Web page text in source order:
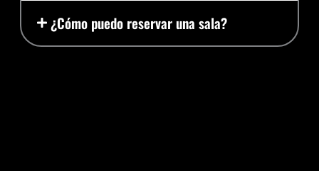
¿Cómo puedo reservar una sala?